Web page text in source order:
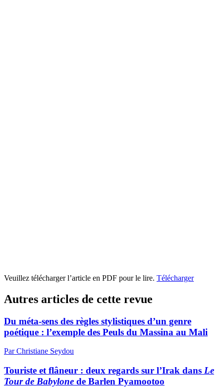
Veuillez télécharger l’article en PDF pour le lire. Télécharger
Autres articles de cette revue
Du méta-sens des règles stylistiques d’un genre
poétique : l’exemple des Peuls du Massina au Mali
Par Christiane Seydou
Touriste et flâneur : deux regards sur l’Irak dans Le
Tour de Babylone de Barlen Pyamootoo